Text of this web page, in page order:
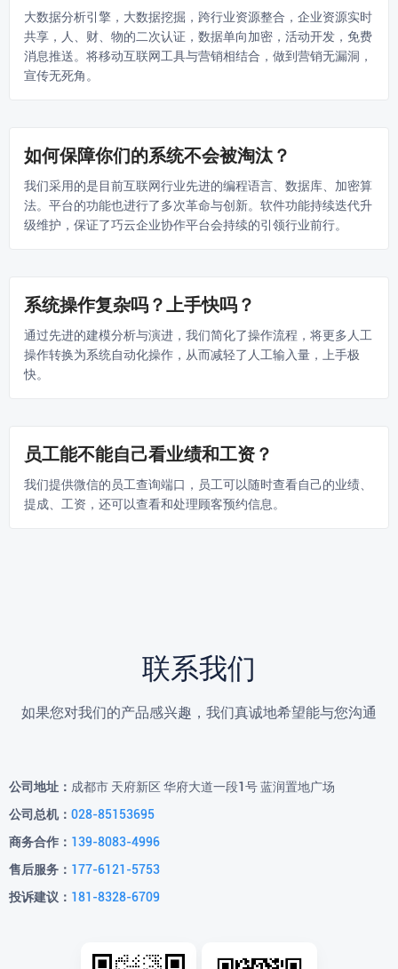
大数据分析引擎，大数据挖掘，跨行业资源整合，企业资源实时
共享，人、财、物的二次认证，数据单向加密，活动开发，免费
消息推送。将移动互联网工具与营销相结合，做到营销无漏洞，
宣传无死角。
如何保障你们的系统不会被淘汰？
我们采用的是目前互联网行业先进的编程语言、数据库、加密算
法。平台的功能也进行了多次革命与创新。软件功能持续迭代升
级维护，保证了巧云企业协作平台会持续的引领行业前行。
系统操作复杂吗？上手快吗？
通过先进的建模分析与演进，我们简化了操作流程，将更多人工
操作转换为系统自动化操作，从而减轻了人工输入量，上手极
快。
员工能不能自己看业绩和工资？
我们提供微信的员工查询端口，员工可以随时查看自己的业绩、
提成、工资，还可以查看和处理顾客预约信息。
联系我们
如果您对我们的产品感兴趣，我们真诚地希望能与您沟通
公司地址： 成都市 天府新区 华府大道一段1号 蓝润置地广场
公司总机： 028-85153695
商务合作： 139-8083-4996
售后服务： 177-6121-5753
投诉建议： 181-8328-6709